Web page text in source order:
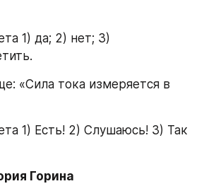
1) да; 2) нет; 3)
«Сила тока измеряется в
1) Есть! 2) Слушаюсь! 3) Так
Горина